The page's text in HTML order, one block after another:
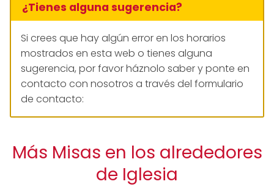
¿Tienes alguna sugerencia?
Si crees que hay algún error en los horarios
mostrados en esta web o tienes alguna
sugerencia, por favor háznolo saber y ponte en
contacto con nosotros a través del formulario
de contacto:
Más Misas en los alrededores
de Iglesia